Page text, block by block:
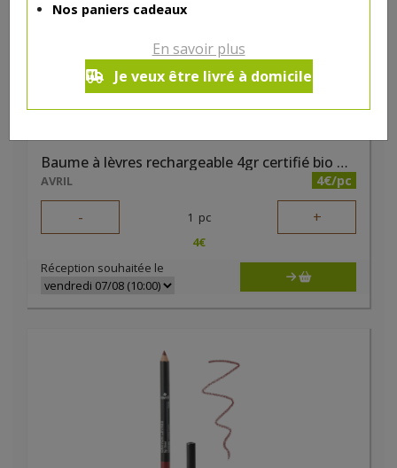
Nos paniers cadeaux
En savoir plus
Je veux être livré à domicile
Baume à lèvres rechargeable 4gr certifié bio Avril
AVRIL 4€/pc
- 1 pc +
4€
Réception souhaitée le